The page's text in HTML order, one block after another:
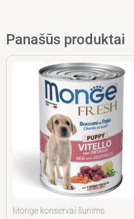
Panašūs produktai
Monge konservai šunims